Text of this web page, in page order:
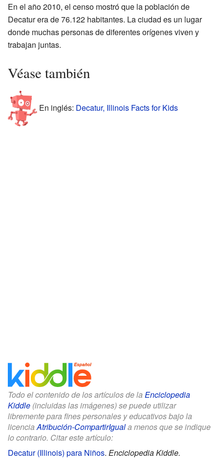
En el año 2010, el censo mostró que la población de
Decatur era de 76.122 habitantes. La ciudad es un lugar
donde muchas personas de diferentes orígenes viven y
trabajan juntas.
Véase también
En inglés: Decatur, Illinois Facts for Kids
Todo el contenido de los artículos de la Enciclopedia
Kiddle (incluidas las imágenes) se puede utilizar
libremente para fines personales y educativos bajo la
licenciaAtribución-CompartirIguala menos que se indique
lo contrario. Citar este artículo:
Decatur (Illinois) para Niños. Enciclopedia Kiddle.